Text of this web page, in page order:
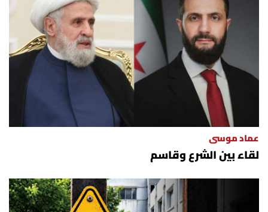
عماد موسى
لقاء بين الشرع وقاسم